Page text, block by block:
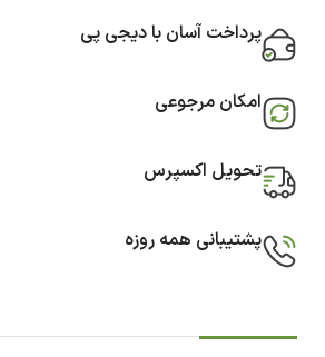
پرداخت آسان با دیجی پی
امکان مرجوعی
تحویل اکسپرس
پشتیبانی همه روزه